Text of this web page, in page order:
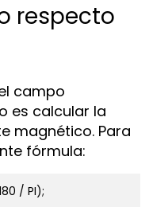
respecto
campo
es calcular la
magnético. Para
fórmula:
/ PI);